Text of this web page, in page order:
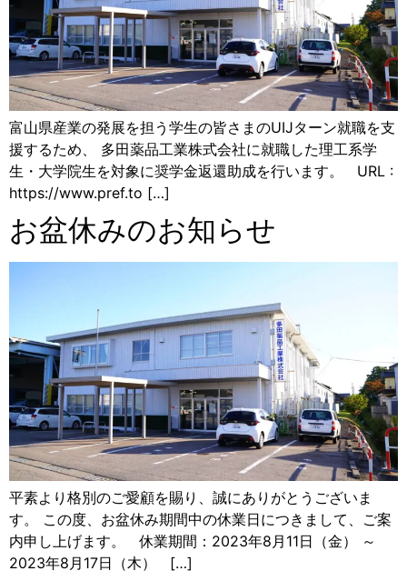
富山県産業の発展を担う学生の皆さまのUIJターン就職を支
援するため、 多田薬品工業株式会社に就職した理工系学
生・大学院生を対象に奨学金返還助成を行います。 URL :
https://www.pref.to […]
お盆休みのお知らせ
平素より格別のご愛顧を賜り、誠にありがとうございま
す。 この度、お盆休み期間中の休業日につきまして、ご案
内申し上げます。 休業期間：2023年8月11日（金） ～
2023年8月17日（木） […]